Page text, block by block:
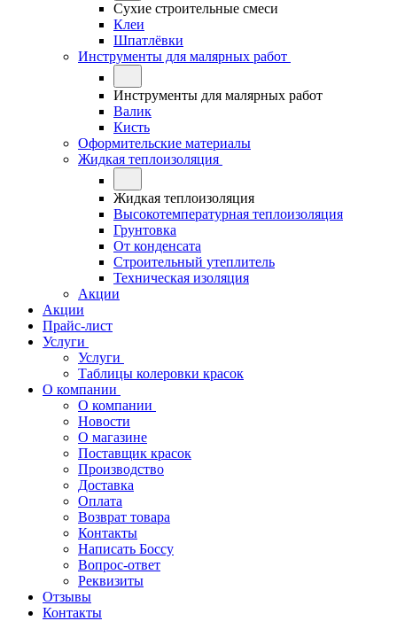
Сухие строительные смеси
Клеи
Шпатлёвки
Инструменты для малярных работ
Инструменты для малярных работ
Валик
Кисть
Оформительские материалы
Жидкая теплоизоляция
Жидкая теплоизоляция
Высокотемпературная теплоизоляция
Грунтовка
От конденсата
Строительный утеплитель
Техническая изоляция
Акции
Акции
Прайс-лист
Услуги
Услуги
Таблицы колеровки красок
О компании
О компании
Новости
О магазине
Поставщик красок
Производство
Доставка
Оплата
Возврат товара
Контакты
Написать Боссу
Вопрос-ответ
Реквизиты
Отзывы
Контакты